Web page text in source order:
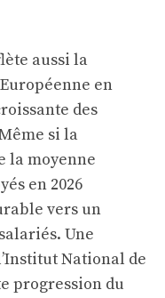
aussi la
en
des
si la
la moyenne
en 2026
vers un
Une
National de
progression du